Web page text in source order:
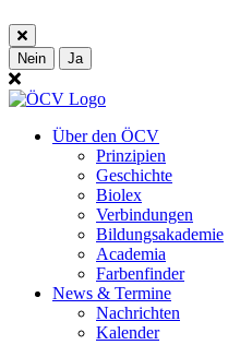
Nein Ja
Über den ÖCV
Prinzipien
Geschichte
Biolex
Verbindungen
Bildungsakademie
Academia
Farbenfinder
News & Termine
Nachrichten
Kalender